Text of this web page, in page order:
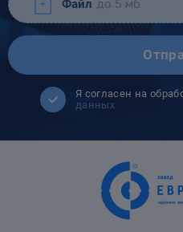
Файл до 5 мб
Я согласен на
данных